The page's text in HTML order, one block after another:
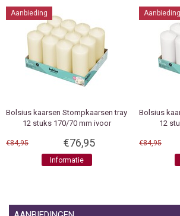
Aanbieding
Bolsius kaarsen Stompkaarsen tray
12 stuks 170/70 mm ivoor
€84,95 €76,95
Informatie
Aanbieding
Bolsius
12
€84,95